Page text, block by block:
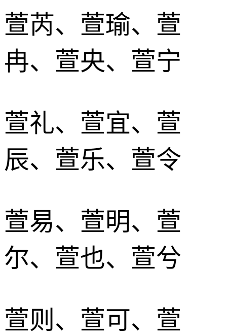
萱芮、萱瑜、萱
冉、萱央、萱宁
萱礼、萱宜、萱
辰、萱乐、萱令
萱易、萱明、萱
尔、萱也、萱兮
萱则、萱可、萱